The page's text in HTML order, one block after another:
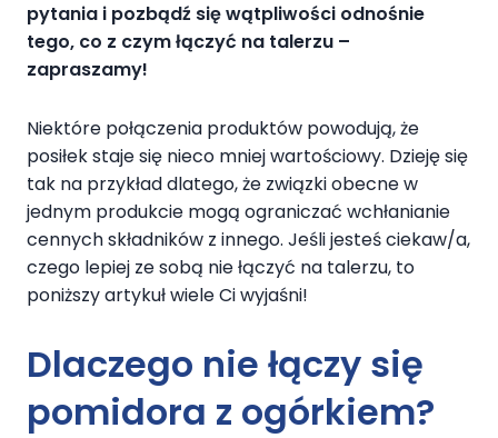
pytania i pozbądź się wątpliwości odnośnie
tego, co z czym łączyć na talerzu –
zapraszamy!
Niektóre połączenia produktów powodują, że
posiłek staje się nieco mniej wartościowy. Dzieję się
tak na przykład dlatego, że związki obecne w
jednym produkcie mogą ograniczać wchłanianie
cennych składników z innego. Jeśli jesteś ciekaw/a,
czego lepiej ze sobą nie łączyć na talerzu, to
poniższy artykuł wiele Ci wyjaśni!
Dlaczego nie łączy się
pomidora z ogórkiem?